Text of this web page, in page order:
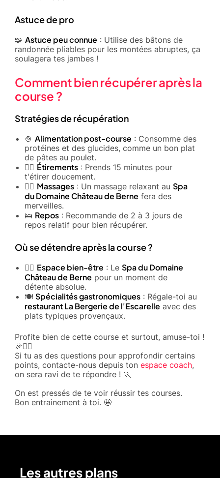
Astuce de pro
🧩 Astuce peu connue : Utilise des bâtons de
randonnée pliables pour les montées abruptes, ça
soulagera tes jambes !
Comment bien récupérer après la
course ?
Stratégies de récupération
🍲 Alimentation post-course : Consomme des
protéines et des glucides, comme un bon plat
de pâtes au poulet.
🧘‍♂️ Étirements : Prends 15 minutes pour
t'étirer doucement.
💆‍♂️ Massages : Un massage relaxant au Spa
du Domaine Château de Berne fera des
merveilles.
🛌 Repos : Recommande de 2 à 3 jours de
repos relatif pour bien récupérer.
Où se détendre après la course ?
🧖‍♀️ Espace bien-être : Le Spa du Domaine
Château de Berne pour un moment de
détente absolue.
🍽️ Spécialités gastronomiques : Régale-toi au
restaurant La Bergerie de l'Escarelle avec des
plats typiques provençaux.
Profite bien de cette course et surtout, amuse-toi !
🎉🏃‍♂️
Si tu as des questions pour approfondir certains
points, contacte-nous depuis ton espace coach,
on sera ravi de te répondre ! 🏃
On est pressés de te voir réussir tes courses.
Bon entrainement à toi. 🤩
Les autres plans